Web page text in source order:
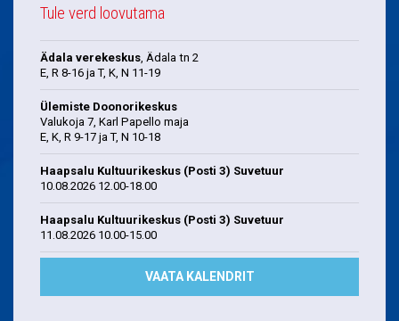
Tule verd loovutama
Ädala verekeskus , Ädala tn 2
E, R 8-16 ja T, K, N 11-19
Ülemiste Doonorikeskus
Valukoja 7, Karl Papello maja
E, K, R 9-17 ja T, N 10-18
Haapsalu Kultuurikeskus (Posti 3) Suvetuur
10.08.2026 12.00-18.00
Haapsalu Kultuurikeskus (Posti 3) Suvetuur
11.08.2026 10.00-15.00
VAATA KALENDRIT